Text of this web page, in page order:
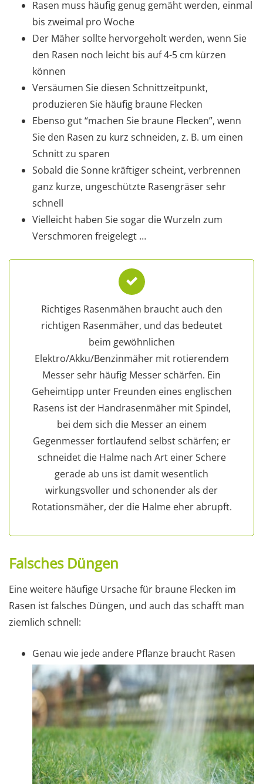
Rasen muss häufig genug gemäht werden, einmal
bis zweimal pro Woche
Der Mäher sollte hervorgeholt werden, wenn Sie
den Rasen noch leicht bis auf 4-5 cm kürzen
können
Versäumen Sie diesen Schnittzeitpunkt,
produzieren Sie häufig braune Flecken
Ebenso gut “machen Sie braune Flecken”, wenn
Sie den Rasen zu kurz schneiden, z. B. um einen
Schnitt zu sparen
Sobald die Sonne kräftiger scheint, verbrennen
ganz kurze, ungeschützte Rasengräser sehr
schnell
Vielleicht haben Sie sogar die Wurzeln zum
Verschmoren freigelegt …
Richtiges Rasenmähen braucht auch den
richtigen Rasenmäher, und das bedeutet
beim gewöhnlichen
Elektro/Akku/Benzinmäher mit rotierendem
Messer sehr häufig Messer schärfen. Ein
Geheimtipp unter Freunden eines englischen
Rasens ist der Handrasenmäher mit Spindel,
bei dem sich die Messer an einem
Gegenmesser fortlaufend selbst schärfen; er
schneidet die Halme nach Art einer Schere
gerade ab uns ist damit wesentlich
wirkungsvoller und schonender als der
Rotationsmäher, der die Halme eher abrupft.
Falsches Düngen
Eine weitere häufige Ursache für braune Flecken im
Rasen ist falsches Düngen, und auch das schafft man
ziemlich schnell:
Genau wie jede andere Pflanze braucht Rasen